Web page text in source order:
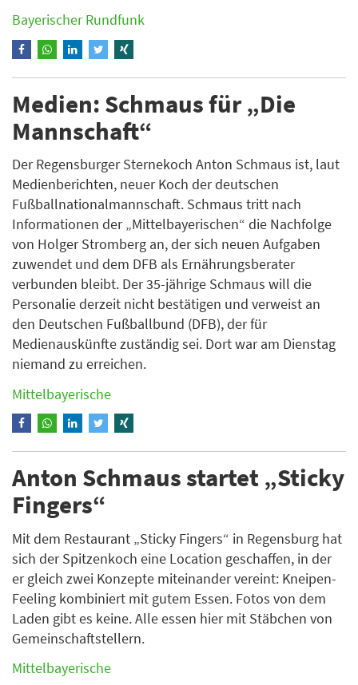
Bayerischer Rundfunk
Medien: Schmaus für „Die
Mannschaft“
Der Regensburger Sternekoch Anton Schmaus ist, laut
Medienberichten, neuer Koch der deutschen
Fußballnationalmannschaft. Schmaus tritt nach
Informationen der „Mittelbayerischen“ die Nachfolge
von Holger Stromberg an, der sich neuen Aufgaben
zuwendet und dem DFB als Ernährungsberater
verbunden bleibt. Der 35-jährige Schmaus will die
Personalie derzeit nicht bestätigen und verweist an
den Deutschen Fußballbund (DFB), der für
Medienauskünfte zuständig sei. Dort war am Dienstag
niemand zu erreichen.
Mittelbayerische
Anton Schmaus startet „Sticky
Fingers“
Mit dem Restaurant „Sticky Fingers“ in Regensburg hat
sich der Spitzenkoch eine Location geschaffen, in der
er gleich zwei Konzepte miteinander vereint: Kneipen-
Feeling kombiniert mit gutem Essen. Fotos von dem
Laden gibt es keine. Alle essen hier mit Stäbchen von
Gemeinschaftstellern.
Mittelbayerische